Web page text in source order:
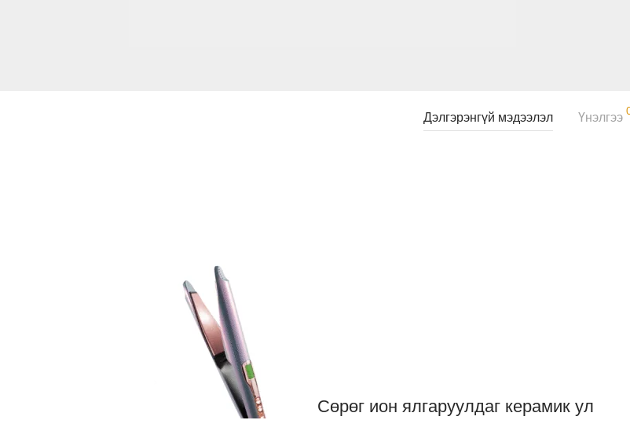
Дэлгэрэнгүй мэдээлэл Үнэлгээ
Сөрөг ион ялгаруулдаг керамик ул